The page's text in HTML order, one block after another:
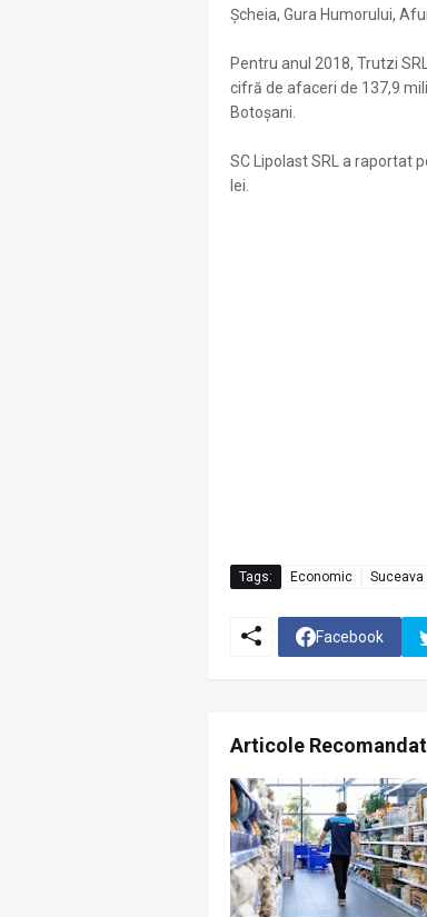
Şcheia, Gura Humorului,
Pentru anul 2018, Trutzi
cifră de afaceri de 137,9
Botoșani.
SC Lipolast SRL a raportat
lei.
Tags: Economic Suceava
Facebook
Articole